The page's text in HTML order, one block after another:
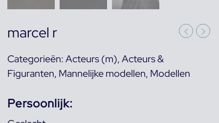
marcel r
Categorieën:Acteurs (m),Acteurs &
Figuranten, Mannelijke modellen, Modellen
Persoonlijk: